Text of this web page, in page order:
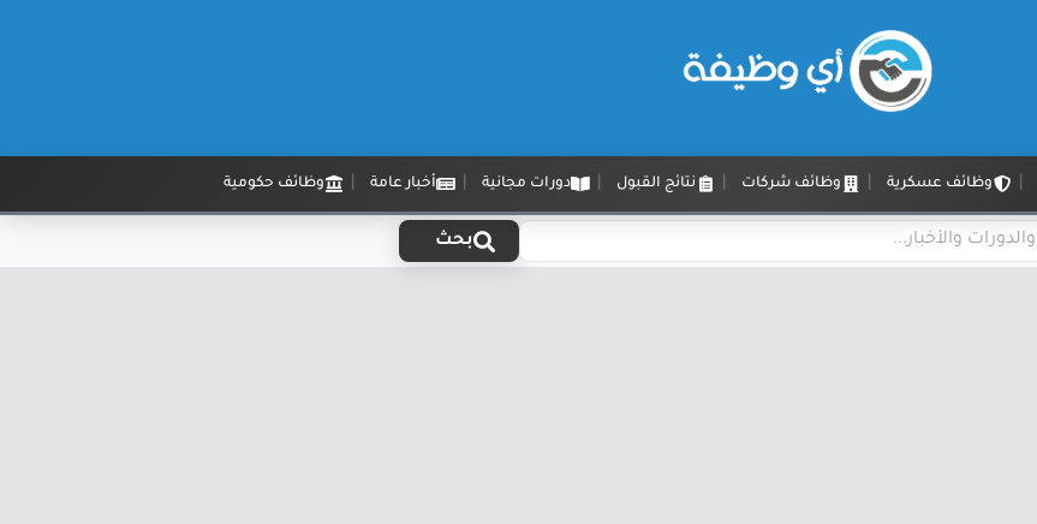
وظائف عسكرية وظائف شركات نتائج القبول دورات مجانية أخبار عامة وظائف حكومية
بحث